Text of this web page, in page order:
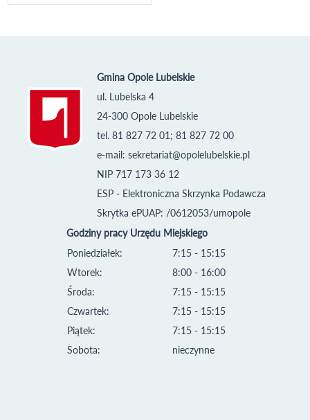
Gmina Opole Lubelskie
ul. Lubelska 4
24-300 Opole Lubelskie
tel. 81 827 72 01; 81 827 72 00
e-mail: sekretariat@opolelubelskie.pl
NIP 717 173 36 12
ESP - Elektroniczna Skrzynka Podawcza
Skrytka ePUAP: /0612053/umopole
Godziny pracy Urzędu Miejskiego
Poniedziałek:
Wtorek:
Środa:
Czwartek:
Piątek:
Sobota:
7:15 - 15:15
8:00 - 16:00
7:15 - 15:15
7:15 - 15:15
7:15 - 15:15
nieczynne